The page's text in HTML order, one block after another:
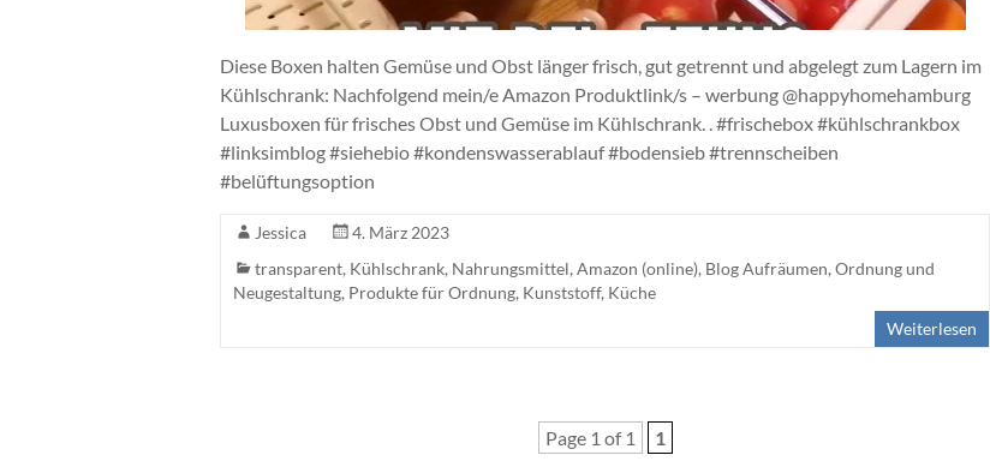
Diese Boxen halten Gemüse und Obst länger frisch, gut getrennt und abgelegt zum Lagern im
Kühlschrank: Nachfolgend mein/e Amazon Produktlink/s – werbung @happyhomehamburg
Luxusboxen für frisches Obst und Gemüse im Kühlschrank. . #frischebox #kühlschrankbox
#linksimblog #siehebio #kondenswasserablauf #bodensieb #trennscheiben
#belüftungsoption
Jessica
4. März 2023
transparent, Kühlschrank, Nahrungsmittel, Amazon (online), Blog Aufräumen, Ordnung und
Neugestaltung, Produkte für Ordnung, Kunststoff, Küche
Weiterlesen
Page 1 of 1 1